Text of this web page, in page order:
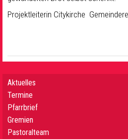
Projektleiterin Citykirche
Aktuelles
Termine
Pfarrbrief
Gremien
Pastoralteam